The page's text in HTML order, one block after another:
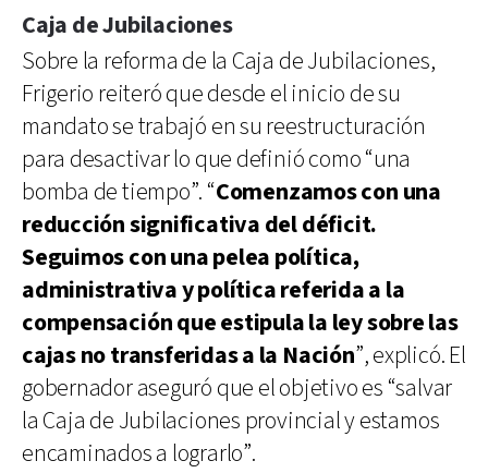
Caja de Jubilaciones
Sobre la reforma de la Caja de Jubilaciones,
Frigerio reiteró que desde el inicio de su
mandato se trabajó en su reestructuración
para desactivar lo que definió como “una
bomba de tiempo”. “Comenzamos con una
reducción significativa del déficit.
Seguimos con una pelea política,
administrativa y política referida a la
compensación que estipula la ley sobre las
cajas no transferidas a la Nación”, explicó. El
gobernador aseguró que el objetivo es “salvar
la Caja de Jubilaciones provincial y estamos
encaminados a lograrlo”.